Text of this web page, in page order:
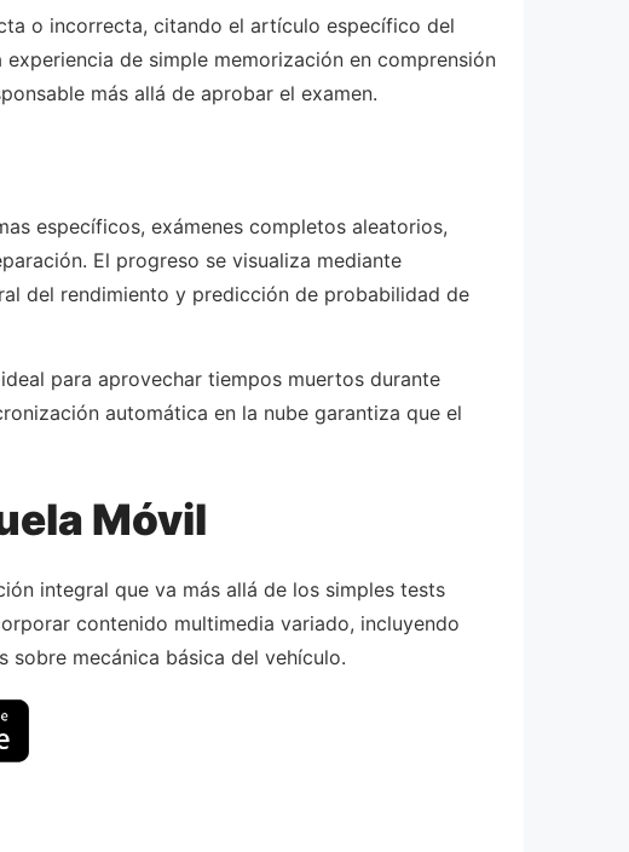
o incorrecta, citando el artículo específico del
de simple memorización en comprensión
más allá de aprobar el examen.
específicos, exámenes completos aleatorios,
El progreso se visualiza mediante
del rendimiento y predicción de probabilidad de
para aprovechar tiempos muertos durante
automática en la nube garantiza que el
Móvil
integral que va más allá de los simples tests
contenido multimedia variado, incluyendo
mecánica básica del vehículo.